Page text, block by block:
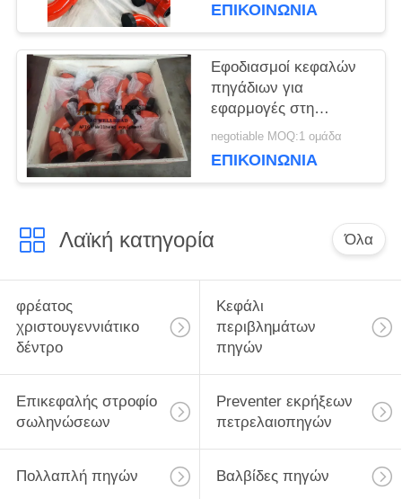
πηγών
ΕΠΙΚΟΙΝΩΝΊΑ
Εφοδιασμοί κεφαλών
πηγάδιων για
εφαρμογές στη
βιομηχανία πετρελαίου
1/2 - 4 μεγέθη
negotiable MOQ:1 ομάδα
ΕΠΙΚΟΙΝΩΝΊΑ
Λαϊκή κατηγορία Όλα
φρέατος
χριστουγεννιάτικο
δέντρο
Κεφάλι
περιβλημάτων
πηγών
Επικεφαλής στροφίο
σωληνώσεων
Preventer εκρήξεων
πετρελαιοπηγών
Πολλαπλή πηγών Βαλβίδες πηγών